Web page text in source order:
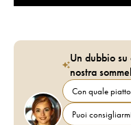
Un dubbio
nostra
Con quale
Puoi